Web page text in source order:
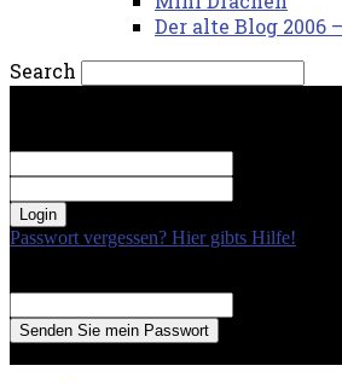
Der alte Blog 2006
Search
Passwort vergessen? Hier gibts Hilfe!